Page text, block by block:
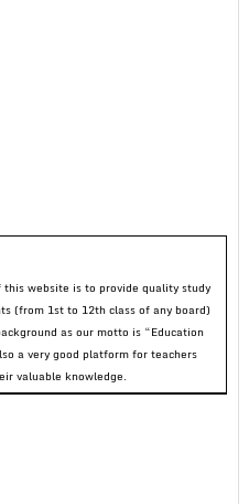
website is to provide quality study
(from 1st to 12th class of any board)
as our motto is “Education
a very good platform for teachers
valuable knowledge.